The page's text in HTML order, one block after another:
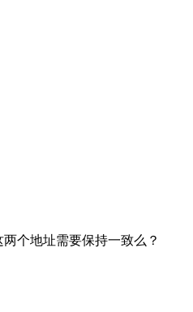
个地址需要保持一致么？